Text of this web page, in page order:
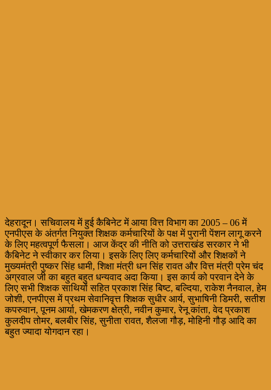
देहरादून। सचिवालय में हुई कैबिनेट में आया वित्त विभाग का 2005 – 06 में
एनपीएस के अंतर्गत नियुक्त शिक्षक कर्मचारियों के पक्ष में पुरानी पेंशन लागू करने
के लिए महत्वपूर्ण फैसला। आज केंद्र की नीति को उत्तराखंड सरकार ने भी
कैबिनेट ने स्वीकार कर लिया। इसके लिए लिए कर्मचारियों और शिक्षकों ने
मुख्यमंत्री पुष्कर सिंह धामी, शिक्षा मंत्री धन सिंह रावत और वित्त मंत्री प्रेम चंद
अग्रवाल जी का बहुत बहुत धन्यवाद अदा किया। इस कार्य को परवान देने के
लिए सभी शिक्षक साथियों सहित प्रकाश सिंह बिष्ट, बल्दिया, राकेश नैनवाल, हेम
जोशी, एनपीएस में प्रथम सेवानिवृत्त शिक्षक सुधीर आर्य, सुभाषिनी डिमरी, सतीश
कपरुवान, पूनम आर्या, खेमकरण क्षेत्री, नवीन कुमार, रेनू कांता, वेद प्रकाश
कुलदीप तोमर, बलबीर सिंह, सुनीता रावत, शैलजा गौड़, मोहिनी गौड़ आदि का
बहुत ज्यादा योगदान रहा।